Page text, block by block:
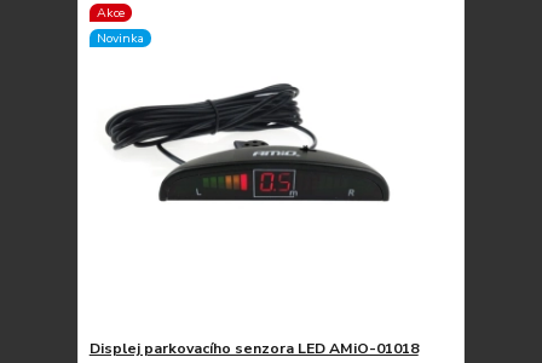
Akce
Novinka
Displej parkovacího senzora LED AMiO-01018